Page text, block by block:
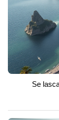
Se